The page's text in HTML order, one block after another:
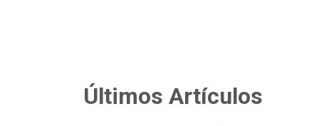
Últimos Artículos